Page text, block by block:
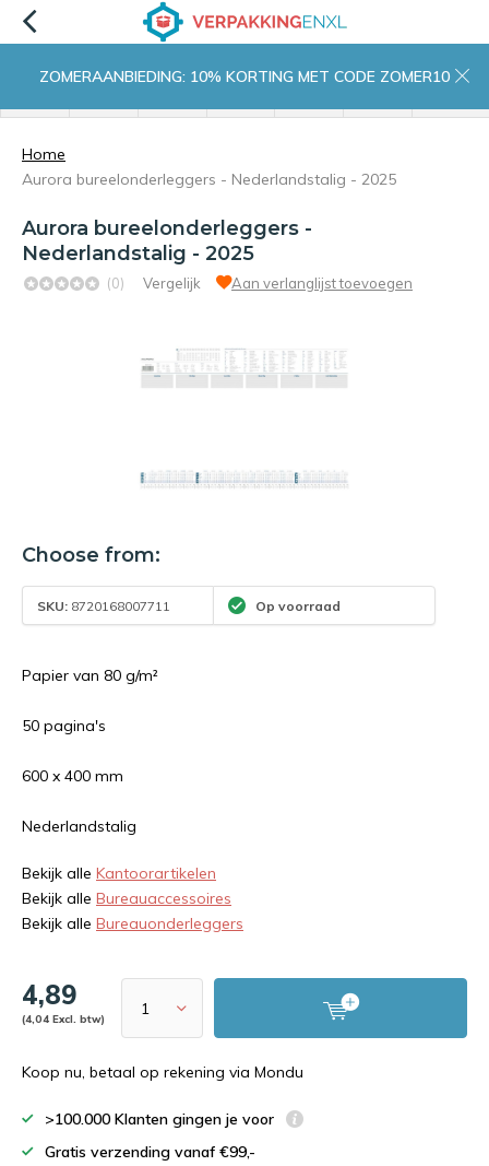
ZOMERAANBIEDING: 10% KORTING MET CODE ZOMER10
Home
Aurora bureelonderleggers - Nederlandstalig - 2025
Aurora bureelonderleggers -
Nederlandstalig - 2025
(0) Vergelijk Aan verlanglijst toevoegen
Choose from:
SKU: 8720168007711 Op voorraad
Papier van 80 g/m²
50 pagina's
600 x 400 mm
Nederlandstalig
Bekijk alle Kantoorartikelen
Bekijk alle Bureauaccessoires
Bekijk alle Bureauonderleggers
4,89
(4,04 Excl. btw)
Koop nu, betaal op rekening via Mondu
>100.000 Klanten gingen je voor
Gratis verzending vanaf €99,-